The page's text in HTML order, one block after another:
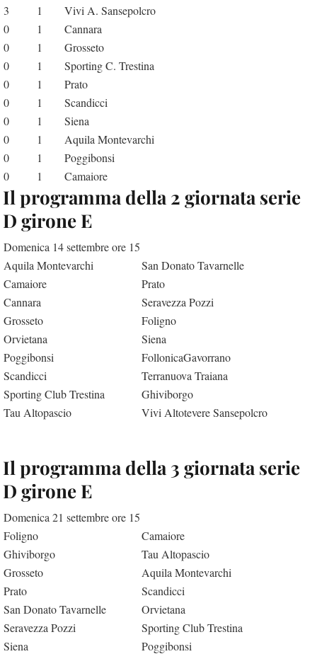
3
1
Vivi A. Sansepolcro
0
1
Cannara
0
1
Grosseto
0
1
Sporting C. Trestina
0
1
Prato
0
1
Scandicci
0
1
Siena
0
1
Aquila Montevarchi
0
1
Poggibonsi
0
1 Camaiore
Il programma della 2 giornata serie
D girone E
Domenica 14 settembre ore 15
Aquila Montevarchi
San Donato Tavarnelle
Camaiore
Prato
Cannara
Seravezza Pozzi
Grosseto
Foligno
Orvietana
Siena
Poggibonsi
FollonicaGavorrano
Scandicci
Terranuova Traiana
Sporting Club Trestina
Ghiviborgo
Tau Altopascio
Vivi Altotevere Sansepolcro
Il programma della 3 giornata serie
D girone E
Domenica 21 settembre ore 15
Foligno
Camaiore
Ghiviborgo
Tau Altopascio
Grosseto
Aquila Montevarchi
Prato
Scandicci
San Donato Tavarnelle
Orvietana
Seravezza Pozzi
Sporting Club Trestina
Siena
Poggibonsi